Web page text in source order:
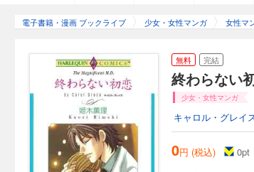
電子書籍・漫画 ブックライブ 少女・女性マンガ 女性マ
無料 完結
終わらない
少女・女性マンガ
キャロル・グレイ
0円 (税込) 0pt